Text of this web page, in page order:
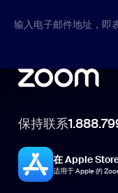
输入电子邮件地址，即
保持联系
在 Apple
适用于 Apple 的